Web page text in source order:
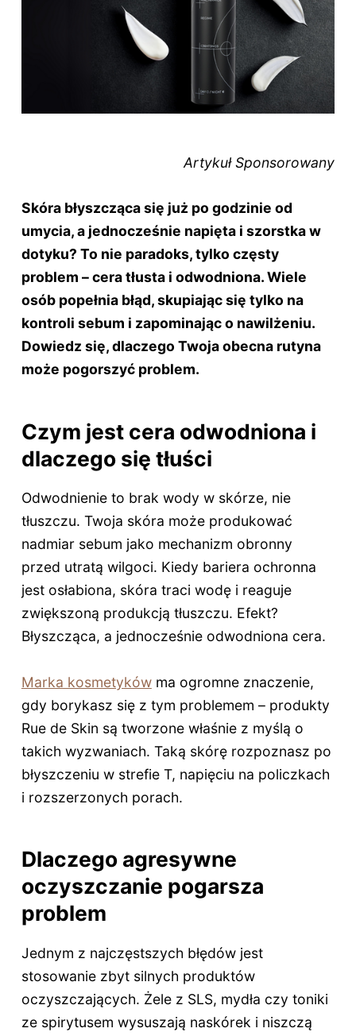
Artykuł Sponsorowany
Skóra błyszcząca się już po godzinie od
umycia, a jednocześnie napięta i szorstka w
dotyku? To nie paradoks, tylko częsty
problem – cera tłusta i odwodniona. Wiele
osób popełnia błąd, skupiając się tylko na
kontroli sebum i zapominając o nawilżeniu.
Dowiedz się, dlaczego Twoja obecna rutyna
może pogorszyć problem.
Czym jest cera odwodniona i
dlaczego się tłuści
Odwodnienie to brak wody w skórze, nie
tłuszczu. Twoja skóra może produkować
nadmiar sebum jako mechanizm obronny
przed utratą wilgoci. Kiedy bariera ochronna
jest osłabiona, skóra traci wodę i reaguje
zwiększoną produkcją tłuszczu. Efekt?
Błyszcząca, a jednocześnie odwodniona cera.
Marka kosmetykówma ogromne znaczenie,
gdy borykasz się z tym problemem – produkty
Rue de Skin są tworzone właśnie z myślą o
takich wyzwaniach. Taką skórę rozpoznasz po
błyszczeniu w strefie T, napięciu na policzkach
i rozszerzonych porach.
Dlaczego agresywne
oczyszczanie pogarsza
problem
Jednym z najczęstszych błędów jest
stosowanie zbyt silnych produktów
oczyszczających. Żele z SLS, mydła czy toniki
ze spirytusem wysuszają naskórek i niszczą